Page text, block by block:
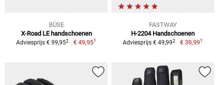
BÜSE
X-Road LE handschoenen
Adviesprijs € 99,952 € 49,951
FASTWAY
H-2204 Handschoenen
Adviesprijs € 49,992 € 39,991